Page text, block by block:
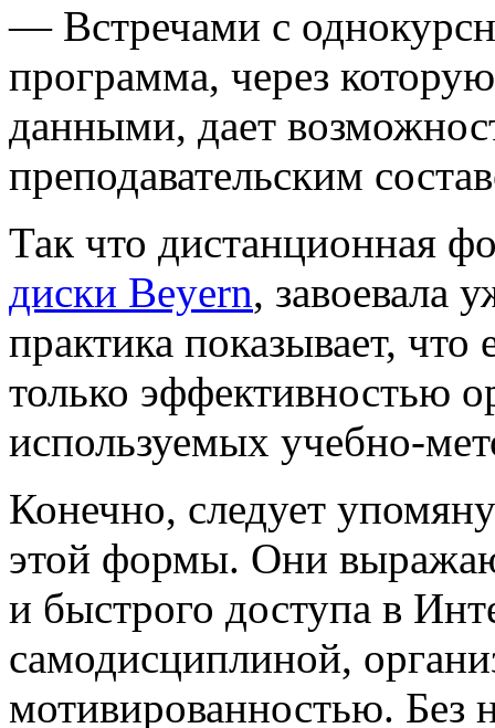
— Встречами с
программа, через
данными, дает
преподавательским
Так что дистанционная
диски Beyern, завоевала
практика показывает,
только эффективностью
используемых учебно-
Конечно, следует
этой формы. Они
и быстрого доступа в
самодисциплиной,
мотивированностью. Без